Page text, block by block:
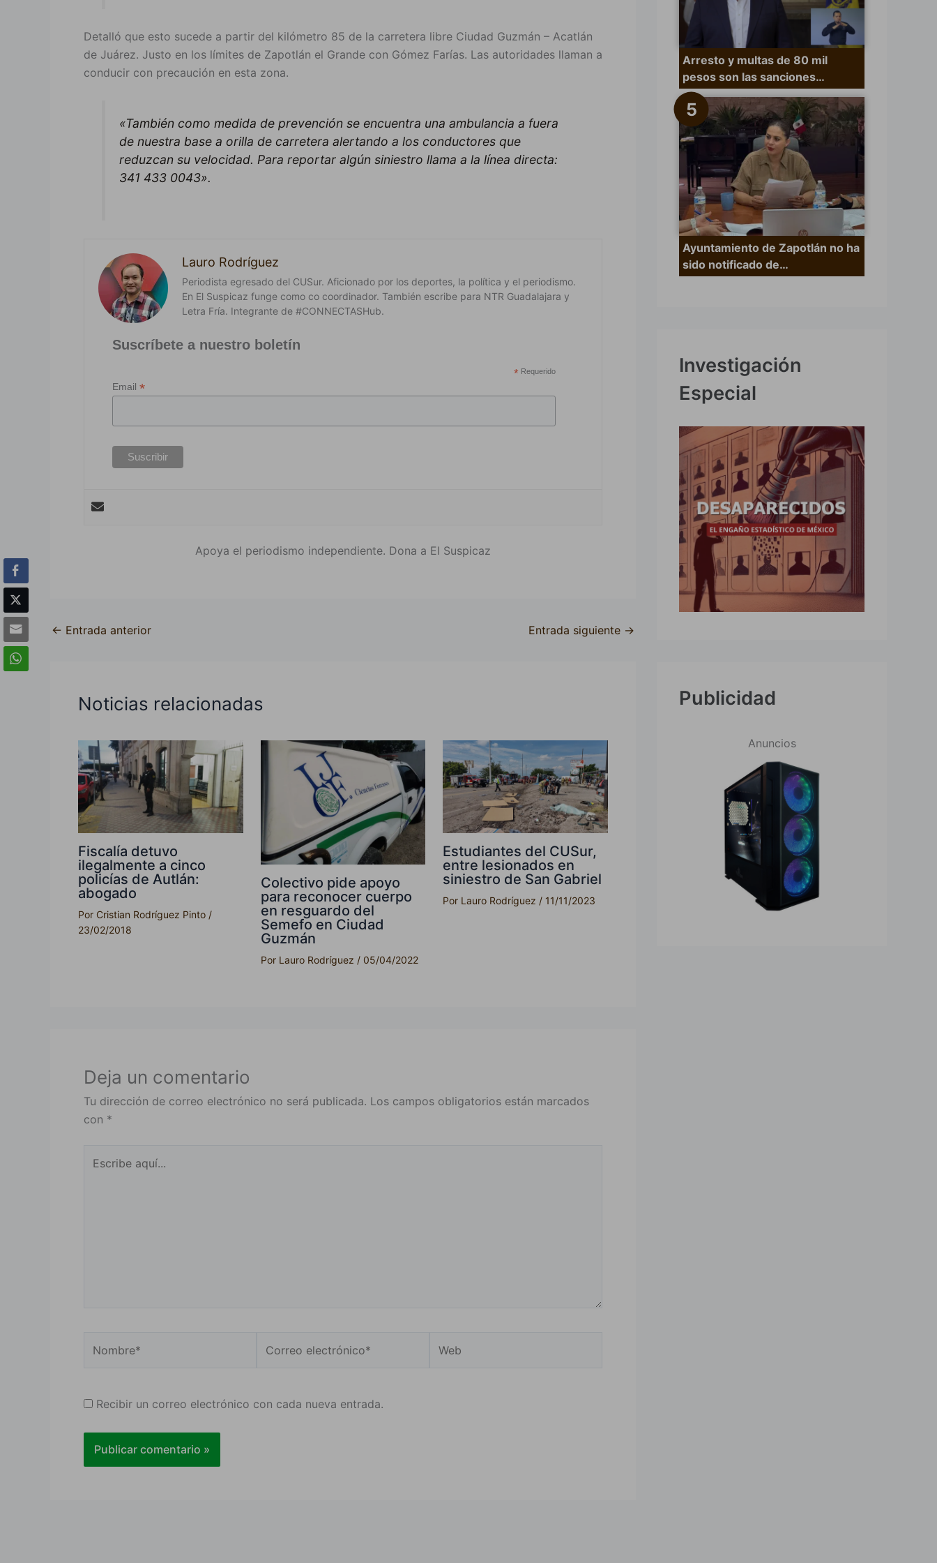
Detalló que esto sucede a partir del kilómetro 85 de la carretera libre Ciudad Guzmán – Acatlán
de Juárez. Justo en los límites de Zapotlán el Grande con Gómez Farías. Las autoridades llaman a
conducir con precaución en esta zona.
«También como medida de prevención se encuentra una ambulancia a fuera
de nuestra base a orilla de carretera alertando a los conductores que
reduzcan su velocidad. Para reportar algún siniestro llama a la línea directa:
341 433 0043».
Lauro Rodríguez
Periodista egresado del CUSur. Aficionado por los deportes, la política y el periodismo.
En El Suspicaz funge como co coordinador. También escribe para NTR Guadalajara y
Letra Fría. Integrante de #CONNECTASHub.
Suscríbete a nuestro boletín
* Requerido
Email *
Apoya el periodismo independiente. Dona a El Suspicaz
← Entrada anterior Entrada siguiente →
Noticias relacionadas
Fiscalía detuvo
ilegalmente a cinco
policías de Autlán:
abogado
Por Cristian Rodríguez Pinto /
23/02/2018
Colectivo pide apoyo
para reconocer cuerpo
en resguardo del
Semefo en Ciudad
Guzmán
Por Lauro Rodríguez / 05/04/2022
Estudiantes del CUSur,
entre lesionados en
siniestro de San Gabriel
Por Lauro Rodríguez / 11/11/2023
Deja un comentario
Tu dirección de correo electrónico no será publicada. Los campos obligatorios están marcados
con *
aquí...
electrónico*
Recibir un correo electrónico con cada nueva entrada.
Arresto y multas de 80 mil
pesos son las sanciones…
Ayuntamiento de Zapotlán no ha
sido notificado de…
Investigación
Especial
Publicidad
Anuncios